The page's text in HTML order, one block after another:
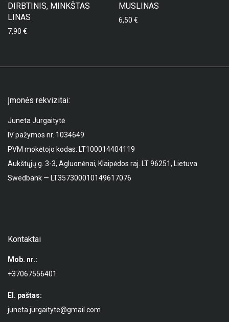
DIRBTINIS, MINKŠTAS
LINAS
7,90 €
MUSLINAS
6,50 €
Įmonės rekvizitai:
Juneta Jurgaitytė
IV pažymos nr. 1034649
PVM mokėtojo kodas: LT100014404119
Aukštųjų g. 3-3, Agluonėnai, Klaipėdos raj. LT 96251, Lietuva
Swedbank — LT357300010149617076
Kontaktai
Mob. nr.:
+37067556401
El. paštas:
juneta.jurgaityte@gmail.com